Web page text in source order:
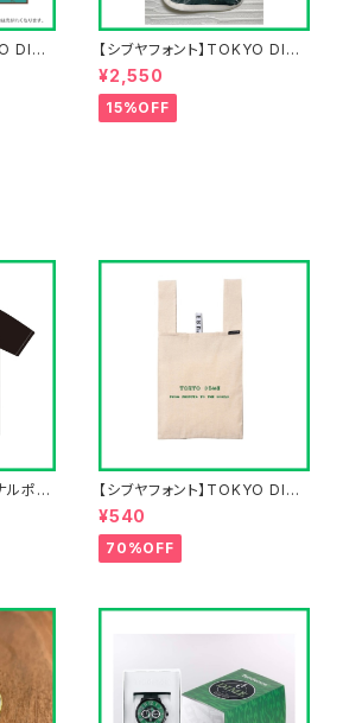
DIME
【シブヤフォント】TOKYO DIME
ショルダーポーチ
¥2,550
15%OFF
ルポロ
【シブヤフォント】TOKYO DIME
エコバッグ
¥540
70%OFF